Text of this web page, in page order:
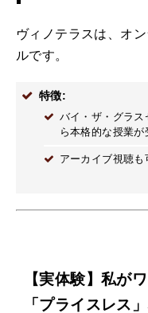
ヴィノテラスは、オ
ルです。
特徴:
バイ・ザ・グラ
ら本格的な授業が
アーカイブ視聴も
【実体験】私が
「プライスレス